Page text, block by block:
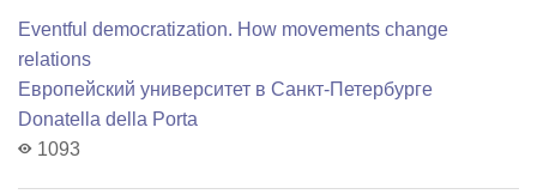
Еventful democratization. How movements change
relations
Европейский университет в Санкт-Петербурге
Donatella della Porta
1093